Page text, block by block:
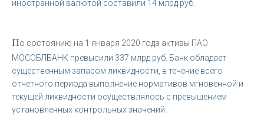
иностранной валютой составили 14 млрд руб.
По состоянию на 1 января 2020 года активы ПАО
МОСОБЛБАНК превысили 337 млрд руб. Банк обладает
существенным запасом ликвидности, в течение всего
отчетного периода выполнение нормативов мгновенной и
текущей ликвидности осуществлялось с превышением
установленных контрольных значений.